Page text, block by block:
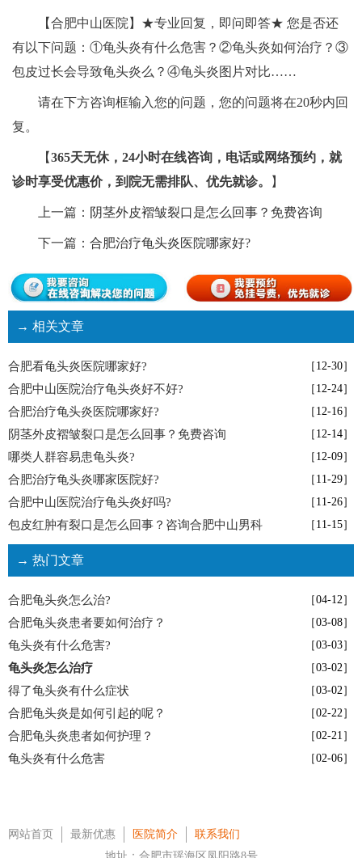
【合肥中山医院】★专业回复，即问即答★ 您是否还
有以下问题：①龟头炎有什么危害？②龟头炎如何治疗？③
包皮过长会导致龟头炎么？④龟头炎图片对比……
请在下方咨询框输入您的问题，您的问题将在20秒内回
复。
【365天无休，24小时在线咨询，电话或网络预约，就
诊时享受优惠价，到院无需排队、优先就诊。
】
上一篇： 阴茎外皮褶皱裂口是怎么回事？免费咨询
下一篇： 合肥治疗龟头炎医院哪家好?
→ 相关文章
［12-30］
合肥看龟头炎医院哪家好?
［12-24］
合肥中山医院治疗龟头炎好不好?
［12-16］
合肥治疗龟头炎医院哪家好?
［12-14］
阴茎外皮褶皱裂口是怎么回事？免费咨询
［12-09］
哪类人群容易患龟头炎?
［11-29］
合肥治疗龟头炎哪家医院好?
［11-26］
合肥中山医院治疗龟头炎好吗?
［11-15］
包皮红肿有裂口是怎么回事？咨询合肥中山男科
→ 热门文章
［04-12］
合肥龟头炎怎么治?
［03-08］
合肥龟头炎患者要如何治疗？
［03-03］
龟头炎有什么危害?
［03-02］
龟头炎怎么治疗
［03-02］
得了龟头炎有什么症状
［02-22］
合肥龟头炎是如何引起的呢？
［02-21］
合肥龟头炎患者如何护理？
［02-06］
龟头炎有什么危害
网站首页 最新优惠 医院简介
联系我们